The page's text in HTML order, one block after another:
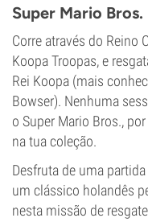
19%
CBD
3%
Tipo de floração
Período de luz
Super Mario Bros.
Corre através do Reino
Koopa Troopas, e
Rei Koopa (mais
Bowser). Nenhuma
o Super Mario Bros.,
na tua coleção.
Desfruta de uma
um clássico holandês
nesta missão de